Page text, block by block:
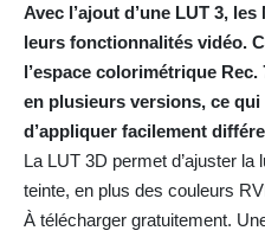
Avec l’ajout d’une LUT 3,
leurs fonctionnalités vidéo.
l’espace colorimétrique
en plusieurs versions, ce
d’appliquer facilement
La LUT 3D permet d’ajuster
teinte, en plus des couleurs
À télécharger gratuitement.